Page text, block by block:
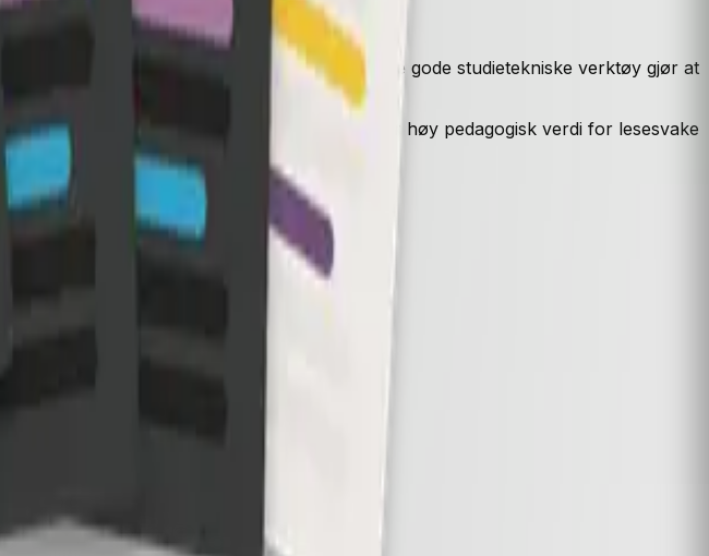
mobil. Unibok er brukervennlig, og har flere gode studietekniske verktøy gjør at
og lytte til teksten. Tekst-til-tale-funksjon har høy pedagogisk verdi for lesesvake
«Min side» på
www.cdu.no.
Hossein Rostamzadeh.
28, 0161 Oslo